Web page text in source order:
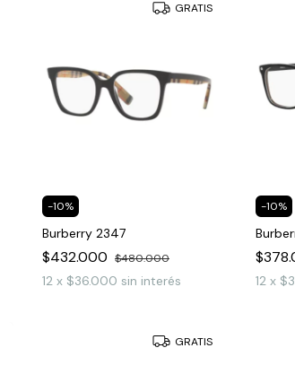
GRATIS
-10%
Burberry 2347
$432.000 $480.000
12 x $36.000 sin interés
-10%
12 x
GRATIS